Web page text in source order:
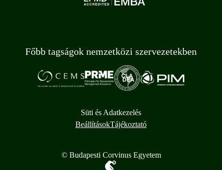
Főbb tagságok nemzetközi szervezetekben
Süti és Adatkezelés
BeállításokTájékoztató
© Budapesti Corvinus Egyetem